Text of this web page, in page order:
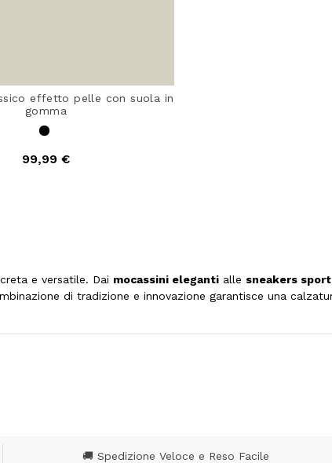
effetto pelle con suola in
gomma
99,99 €
e versatile. Dai mocassini eleganti alle sneakers
di tradizione e innovazione garantisce una
🚚 Spedizione Veloce e Reso Facile